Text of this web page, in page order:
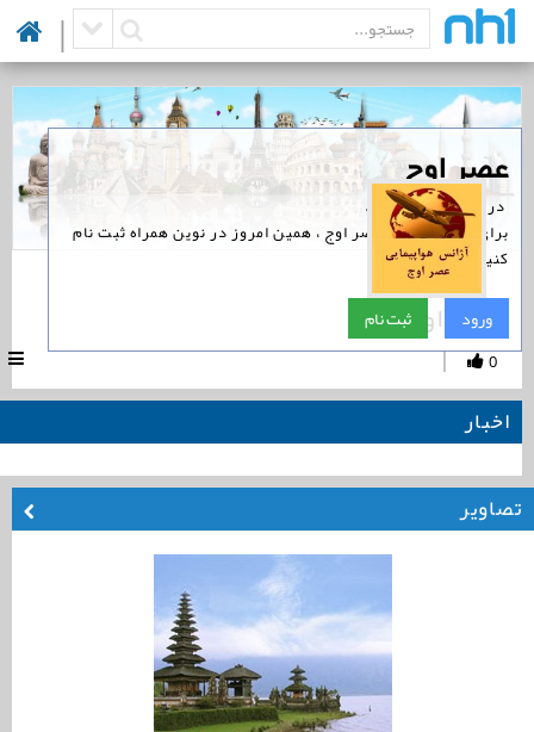
|
‏عصر اوج
‏ در نوین همراه است.
برای پیگیری اخبار عصر اوج ، همین امروز در نوین همراه ثبت نام
کنید.
ورود ثبت نامعصر اوج
0
|
اخبار
تصاویر